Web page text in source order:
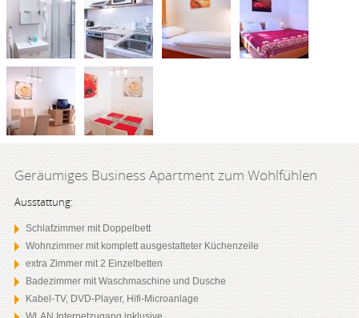
Geräumiges Business Apartment zum Wohlfühlen
Ausstattung:
Schlafzimmer mit Doppelbett
Wohnzimmer mit komplett ausgestatteter Küchenzeile
extra Zimmer mit 2 Einzelbetten
Badezimmer mit Waschmaschine und Dusche
Kabel-TV, DVD-Player, Hifi-Microanlage